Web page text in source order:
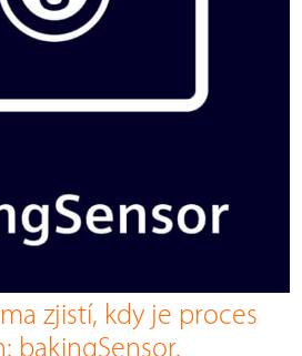
zjistí, kdy je proces